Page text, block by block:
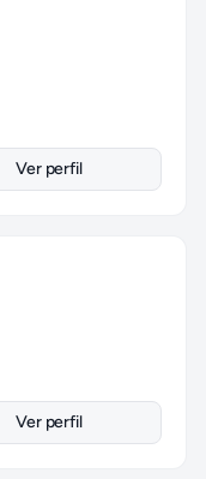
Ver perfil
Ver perfil